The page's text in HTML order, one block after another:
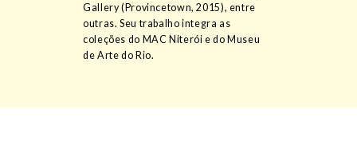
Gallery (Provincetown, 2015), entre
outras. Seu trabalho integra as
coleções do MAC Niterói e do Museu
de Arte do Rio.